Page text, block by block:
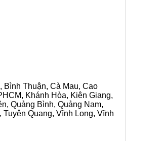
Thuận, Cà Mau, Cao
Khánh Hòa, Kiên Giang,
Quảng Bình, Quảng Nam,
Quang, Vĩnh Long, Vĩnh